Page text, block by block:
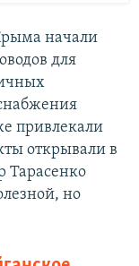
начали
для
привлекали
открывали в
Тарасенко
но